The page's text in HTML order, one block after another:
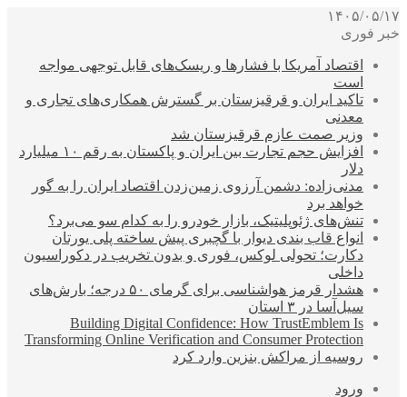
۱۴۰۵/۰۵/۱۷
خبر فوری
اقتصاد آمریکا با فشارها و ریسک‌های قابل توجهی مواجه
است
تاکید ایران و قرقیزستان بر گسترش همکاری‌های تجاری و
معدنی
وزیر صمت عازم قرقیزستان شد
افزایش حجم تجارت بین ایران و پاکستان به رقم ۱۰ میلیارد
دلار
مدنی‌زاده: دشمن آرزوی زمین‌زدن اقتصاد ایران را به گور
خواهد برد
تنش‌های ژئوپلیتیک، بازار خودرو را به کدام سو می‌برد؟
انواع قاب بندی دیوار با گچبری پیش ساخته پلی یورتان
دکارت؛ تحولی لوکس، فوری و بدون تخریب در دکوراسیون
داخلی
هشدار قرمز هواشناسی برای گرمای ۵۰ درجه؛ بارش‌های
سیل‌آسا در ۳ استان
Building Digital Confidence: How TrustEmblem Is
Transforming Online Verification and Consumer Protection
روسیه از مراکش بنزین وارد کرد
ورود